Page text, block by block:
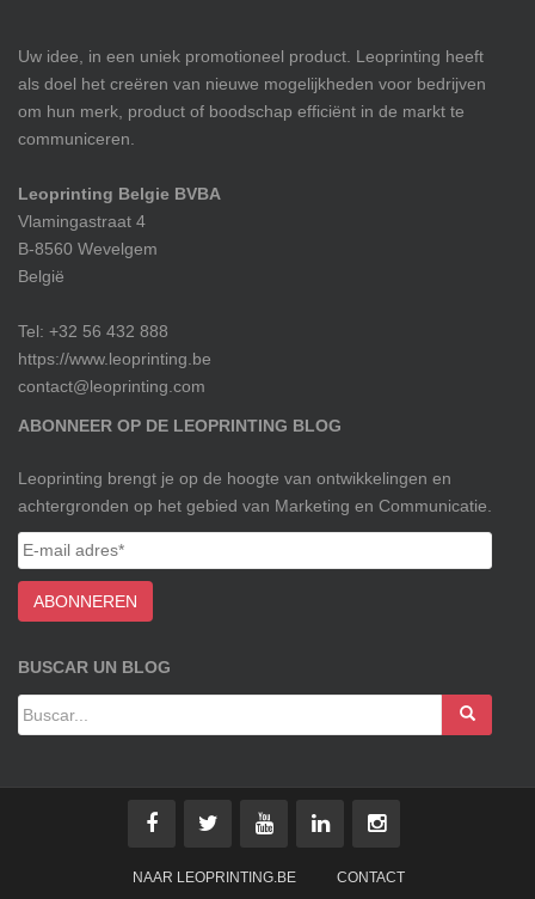
Uw idee, in een uniek promotioneel product. Leoprinting heeft
als doel het creëren van nieuwe mogelijkheden voor bedrijven
om hun merk, product of boodschap efficiënt in de markt te
communiceren.
Leoprinting Belgie BVBA
Vlamingastraat 4
B-8560 Wevelgem
België
Tel: +32 56 432 888
https://www.leoprinting.be
contact@leoprinting.com
ABONNEER OP DE LEOPRINTING BLOG
Leoprinting brengt je op de hoogte van ontwikkelingen en
achtergronden op het gebied van Marketing en Communicatie.
BUSCAR UN BLOG
NAAR LEOPRINTING.BE CONTACT